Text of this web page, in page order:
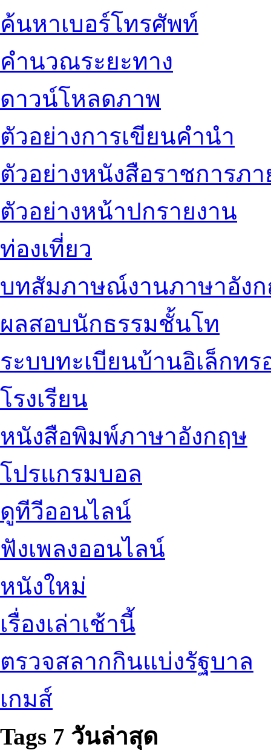
ค้นหาเบอร์โทรศัพท์
คำนวณระยะทาง
ดาวน์โหลดภาพ
ตัวอย่างการเขียนคำนำ
ตัวอย่างหนังสือราชการภ
ตัวอย่างหน้าปกรายงาน
ท่องเที่ยว
บทสัมภาษณ์งานภาษาอัง
ผลสอบนักธรรมชั้นโท
ระบบทะเบียนบ้านอิเล็กท
โรงเรียน
หนังสือพิมพ์ภาษาอังกฤษ
โปรแกรมบอล
ดูทีวีออนไลน์
ฟังเพลงออนไลน์
หนังใหม่
เรื่องเล่าเช้านี้
ตรวจสลากกินแบ่งรัฐบาล
เกมส์
Tags 7 วันล่าสุด